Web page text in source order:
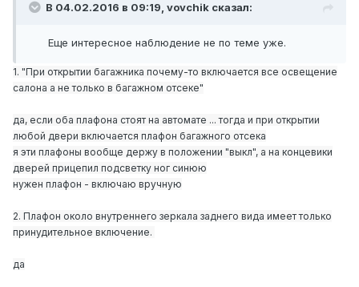
В 04.02.2016 в 09:19, vovchik сказал:
Еще интересное наблюдение не по теме уже.
1. "При открытии багажника почему-то включается все освещение
салона а не только в багажном отсеке"
да, если оба плафона стоят на автомате ... тогда и при открытии
любой двери включается плафон багажного отсека
я эти плафоны вообще держу в положении "выкл", а на концевики
дверей прицепил подсветку ног синюю
нужен плафон - включаю вручную
2. Плафон около внутреннего зеркала заднего вида имеет только
принудительное включение.
да